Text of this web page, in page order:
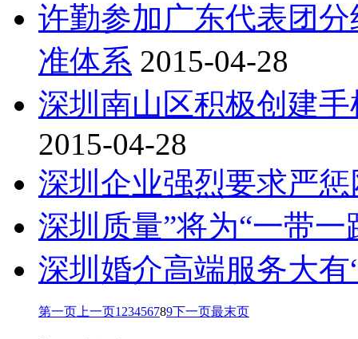
许勤参加广东代表团
准体系 2015-04-28
深圳南山区积极创建
2015-04-28
深圳企业强烈要求严
深圳质量”将为“一带一
深圳婚介高端服务大有
第一页 上一页1 23456789下一页最末页